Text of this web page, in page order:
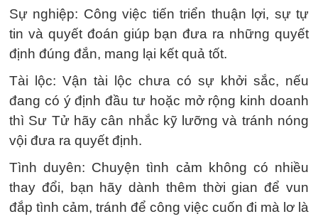
Sự nghiệp: Công việc tiến triển thuận lợi, sự tự
tin và quyết đoán giúp bạn đưa ra những quyết
định đúng đắn, mang lại kết quả tốt.
Tài lộc: Vận tài lộc chưa có sự khởi sắc, nếu
đang có ý định đầu tư hoặc mở rộng kinh doanh
thì Sư Tử hãy cân nhắc kỹ lưỡng và tránh nóng
vội đưa ra quyết định.
Tình duyên: Chuyện tình cảm không có nhiều
thay đổi, bạn hãy dành thêm thời gian để vun
đắp tình cảm, tránh để công việc cuốn đi mà lơ là